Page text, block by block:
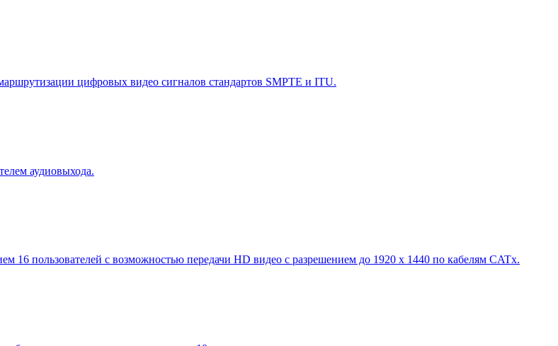
цифровых видео сигналов стандартов SMPTE и ITU.
аудиовыхода.
пользователей с возможностью передачи HD видео с разрешением до 1920 х 1440 по кабелям CATx.